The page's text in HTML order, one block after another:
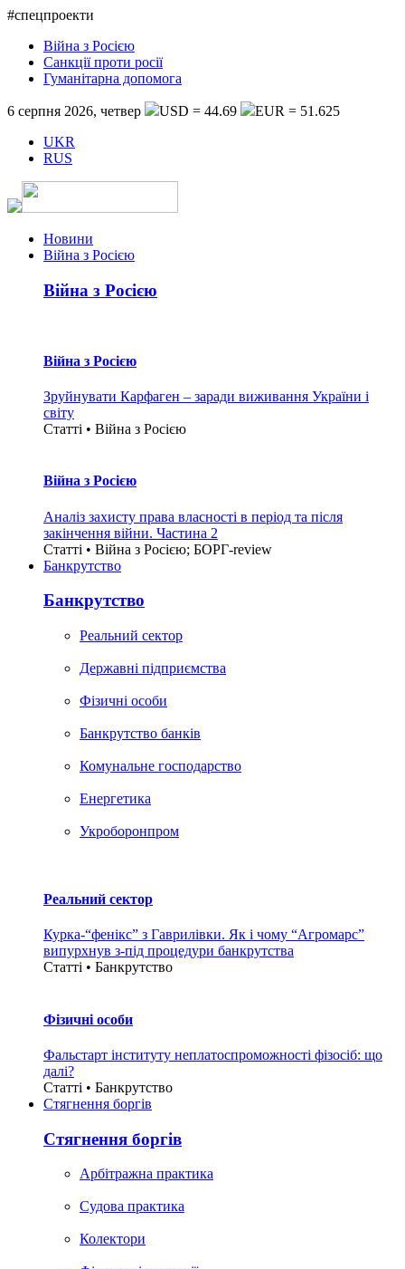
#спецпроекти
Війна з Росією
Санкції проти росії
Гуманітарна допомога
6 серпня 2026, четвер USD = 44.69
EUR = 51.625
UKR
RUS
Новини
Війна з Росією
Війна з Росією
Війна з Росією
Зруйнувати Карфаген – заради виживання України і
світу
Статті • Війна з Росією
Війна з Росією
Аналіз захисту права власності в період та після
закінчення війни. Частина 2
Статті • Війна з Росією; БОРГ-review
Банкрутство
Банкрутство
Реальний сектор
Державні підприємства
Фізичні особи
Банкрутство банків
Комунальне господарство
Енергетика
Укроборонпром
Реальний сектор
Курка-“фенікс” з Гаврилівки. Як і чому “Агромарс”
випурхнув з-під процедури банкрутства
Статті • Банкрутство
Фізичні особи
Фальстарт інституту неплатоспроможності фізосіб: що
далі?
Статті • Банкрутство
Стягнення боргiв
Стягнення боргiв
Арбітражна практика
Судова практика
Колектори